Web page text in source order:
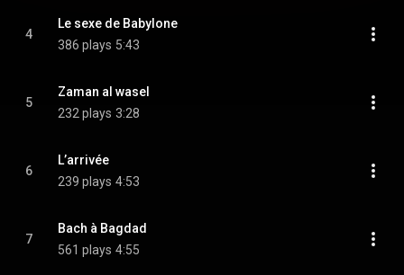
4
Le sexe de Babylone
386 plays 5:43
5
Zaman al wasel
232 plays 3:28
6
L’arrivée
239 plays 4:53
7
Bach à Bagdad
561 plays 4:55